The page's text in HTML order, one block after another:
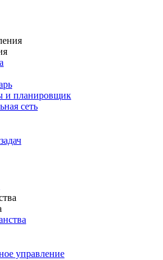
и планировщик
сеть
управление